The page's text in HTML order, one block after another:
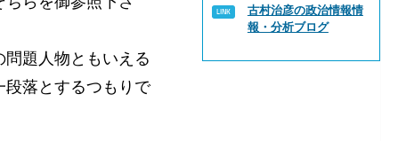
題人物ともいえる
落とするつもりで
古村治彦の政治情報情
報・分析ブログ